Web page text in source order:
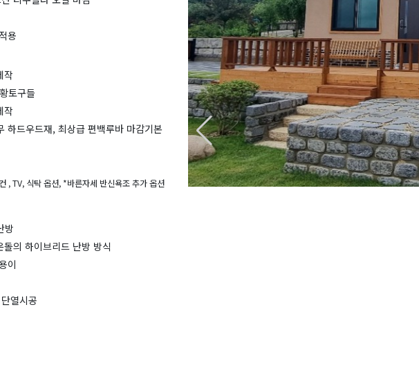
용
작
토구들
작
하드우드재, 최상급 편백루바 마감기본
, TV, 식탁 옵션, *바른자세 반신욕조 추가 옵션
방
의 하이브리드 난방 방식
이
열시공